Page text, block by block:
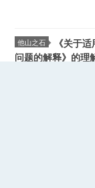
他山之石
《关于
问题的解释》的理